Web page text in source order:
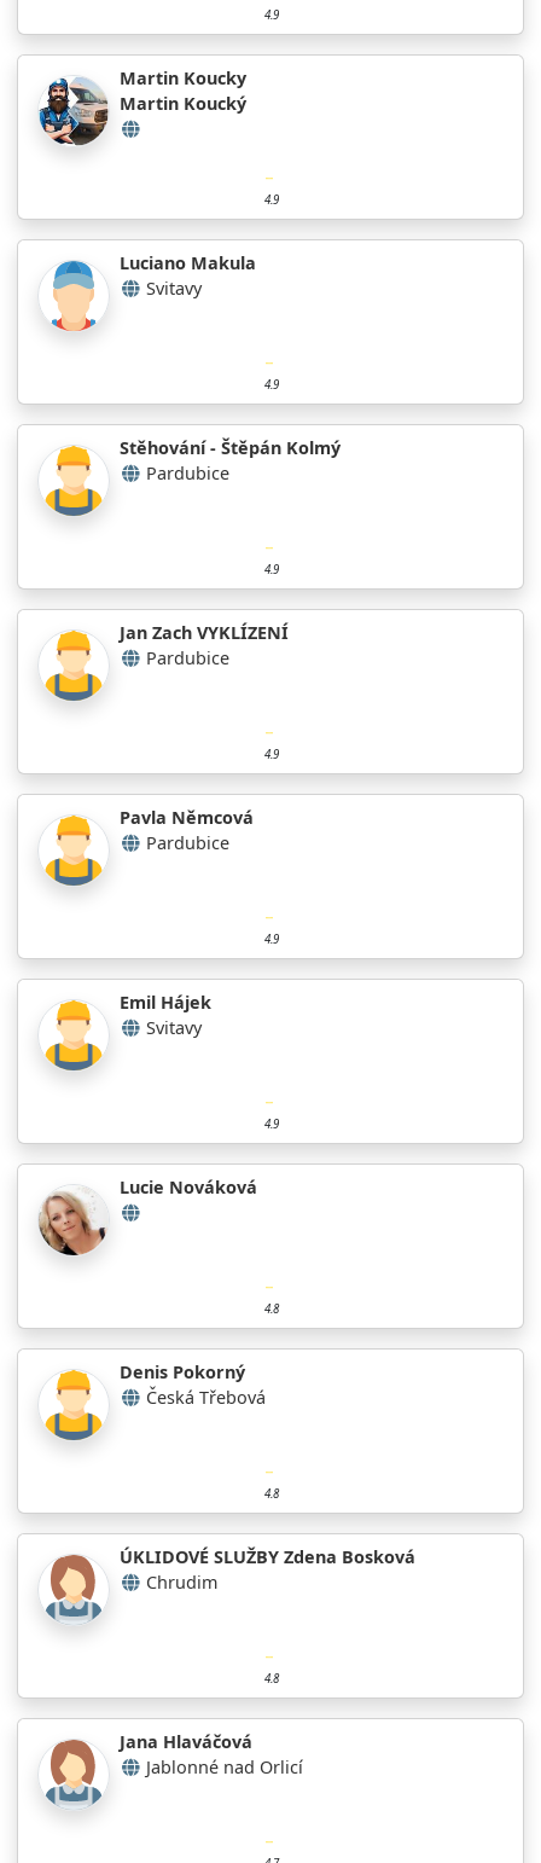
4.9
Martin Koucky
Martin Koucký
4.9
Luciano Makula
Svitavy
4.9
Stěhování - Štěpán Kolmý
Pardubice
4.9
Jan Zach VYKLÍZENÍ
Pardubice
4.9
Pavla Němcová
Pardubice
4.9
Emil Hájek
Svitavy
4.9
Lucie Nováková
4.8
Denis Pokorný
Česká Třebová
4.8
ÚKLIDOVÉ SLUŽBY Zdena Bosková
Chrudim
4.8
Jana Hlaváčová
Jablonné nad Orlicí